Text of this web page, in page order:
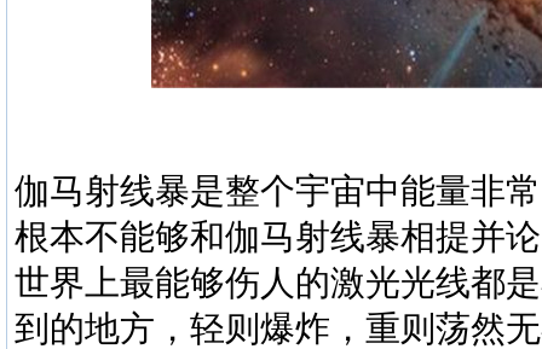
伽马射线暴是整个宇宙中能量非
根本不能够和伽马射线暴相提并
世界上最能够伤人的激光光线都
到的地方，轻则爆炸，重则荡然